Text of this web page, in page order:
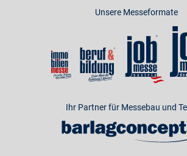
Unsere Messeformate
Ihr Partner für Messebau und